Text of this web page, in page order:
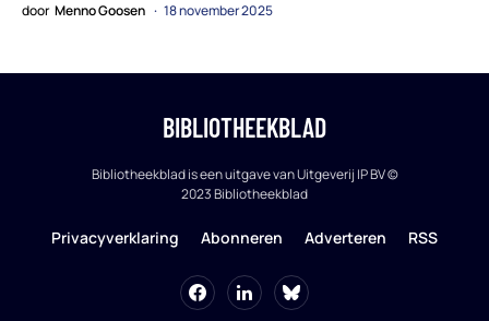
door Menno Goosen 18 november 2025
BIBLIOTHEEKBLAD
Bibliotheekblad is een uitgave van Uitgeverij IP BV ©
2023 Bibliotheekblad
Privacyverklaring Abonneren Adverteren RSS